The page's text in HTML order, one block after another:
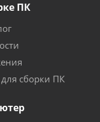
ПК
сборки ПК